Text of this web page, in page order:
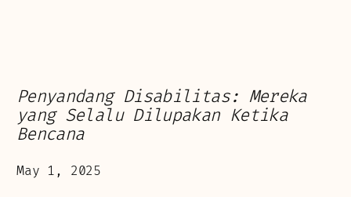
Penyandang Disabilitas: Mereka
yang Selalu Dilupakan Ketika
Bencana
May 1, 2025